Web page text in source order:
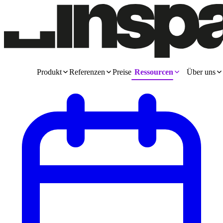
Produkt Referenzen Preise Ressourcen Über uns